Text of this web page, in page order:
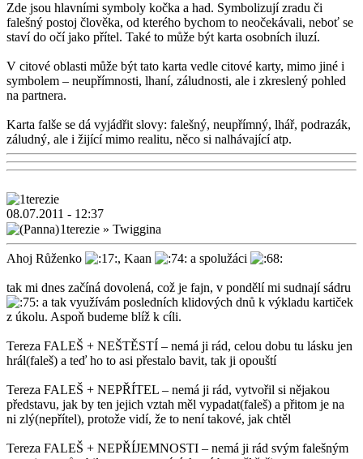
Zde jsou hlavními symboly kočka a had. Symbolizují zradu či
falešný postoj člověka, od kterého bychom to neočekávali, neboť se
staví do očí jako přítel. Také to může být karta osobních iluzí.
V citové oblasti může být tato karta vedle citové karty, mimo jiné i
symbolem – neupřímnosti, lhaní, záludnosti, ale i zkreslený pohled
na partnera.
Karta falše se dá vyjádřit slovy: falešný, neupřímný, lhář, podrazák,
záludný, ale i žijící mimo realitu, něco si nalhávající atp.
08.07.2011 - 12:37
1terezie » Twiggina
Ahoj Růženko , Kaan a spolužáci
tak mi dnes začíná dovolená, což je fajn, v pondělí mi sudnají sádru
a tak využívám posledních klidových dnů k výkladu kartiček
z úkolu. Aspoň budeme blíž k cíli.
Tereza FALEŠ + NEŠTĚSTÍ – nemá ji rád, celou dobu tu lásku jen
hrál(faleš) a teď ho to asi přestalo bavit, tak ji opouští
Tereza FALEŠ + NEPŘÍTEL – nemá ji rád, vytvořil si nějakou
představu, jak by ten jejich vztah měl vypadat(faleš) a přitom je na
ni zlý(nepřítel), protože vidí, že to není takové, jak chtěl
Tereza FALEŠ + NEPŘÍJEMNOSTI – nemá ji rád svým falešným